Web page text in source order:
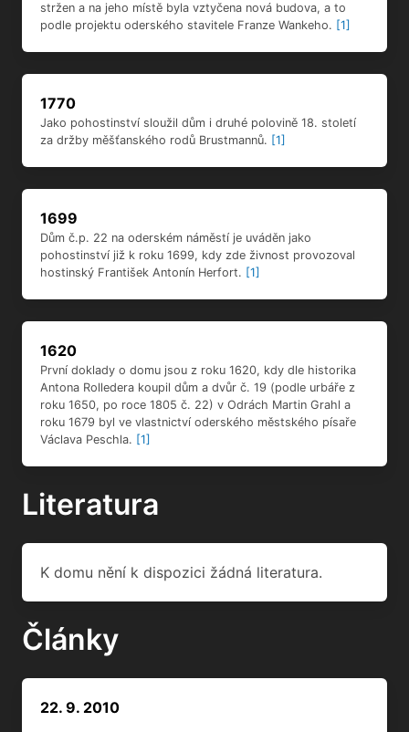
stržen a na jeho místě byla vztyčena nová budova, a to
podle projektu oderského stavitele Franze Wankeho. [1]
1770
Jako pohostinství sloužil dům i druhé polovině 18. století
za držby měšťanského rodů Brustmannů. [1]
1699
Dům č.p. 22 na oderském náměstí je uváděn jako
pohostinství již k roku 1699, kdy zde živnost provozoval
hostinský František Antonín Herfort. [1]
1620
První doklady o domu jsou z roku 1620, kdy dle historika
Antona Rolledera koupil dům a dvůr č. 19 (podle urbáře z
roku 1650, po roce 1805 č. 22) v Odrách Martin Grahl a
roku 1679 byl ve vlastnictví oderského městského písaře
Václava Peschla. [1]
Literatura
K domu nění k dispozici žádná literatura.
Články
22. 9. 2010